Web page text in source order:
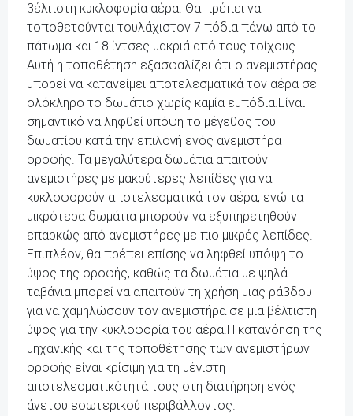
βέλτιστη κυκλοφορία αέρα. Θα πρέπει να
τοποθετούνται τουλάχιστον 7 πόδια πάνω από το
πάτωμα και 18 ίντσες μακριά από τους τοίχους.
Αυτή η τοποθέτηση εξασφαλίζει ότι ο ανεμιστήρας
μπορεί να κατανείμει αποτελεσματικά τον αέρα σε
ολόκληρο το δωμάτιο χωρίς καμία εμπόδια.Είναι
σημαντικό να ληφθεί υπόψη το μέγεθος του
δωματίου κατά την επιλογή ενός ανεμιστήρα
οροφής. Τα μεγαλύτερα δωμάτια απαιτούν
ανεμιστήρες με μακρύτερες λεπίδες για να
κυκλοφορούν αποτελεσματικά τον αέρα, ενώ τα
μικρότερα δωμάτια μπορούν να εξυπηρετηθούν
επαρκώς από ανεμιστήρες με πιο μικρές λεπίδες.
Επιπλέον, θα πρέπει επίσης να ληφθεί υπόψη το
ύψος της οροφής, καθώς τα δωμάτια με ψηλά
ταβάνια μπορεί να απαιτούν τη χρήση μιας ράβδου
για να χαμηλώσουν τον ανεμιστήρα σε μια βέλτιστη
ύψος για την κυκλοφορία του αέρα.Η κατανόηση της
μηχανικής και της τοποθέτησης των ανεμιστήρων
οροφής είναι κρίσιμη για τη μέγιστη
αποτελεσματικότητά τους στη διατήρηση ενός
άνετου εσωτερικού περιβάλλοντος.